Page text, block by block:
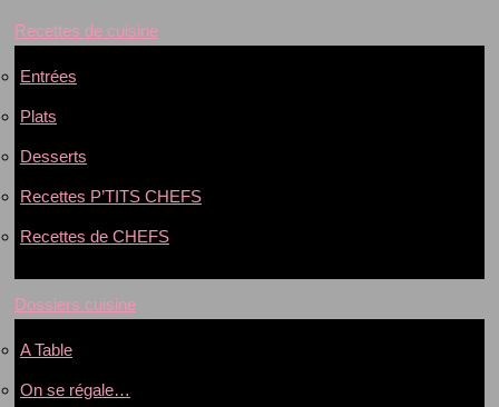
Recettes de cuisine
Entrées
Plats
Desserts
Recettes P’TITS CHEFS
Recettes de CHEFS
Dossiers cuisine
A Table
On se régale…